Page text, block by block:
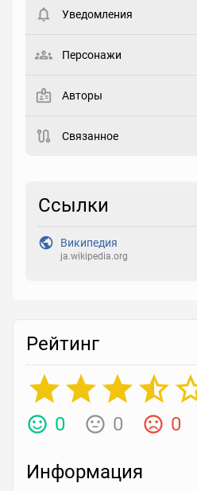
Статус
Рейтинг
Выберите реакцию
Уведомления
Персонажи
Авторы
Связанное
Ссылки
Википедия
ja.wikipedia.org
Рейтинг
0 0 0
Информация